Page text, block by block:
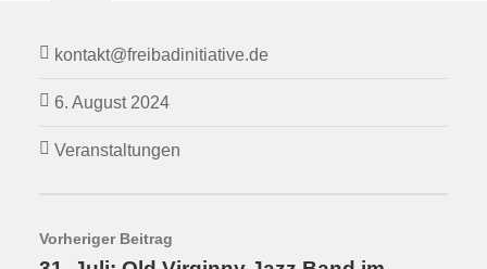
kontakt@freibadinitiative.de
6. August 2024
Veranstaltungen
Vorheriger Beitrag